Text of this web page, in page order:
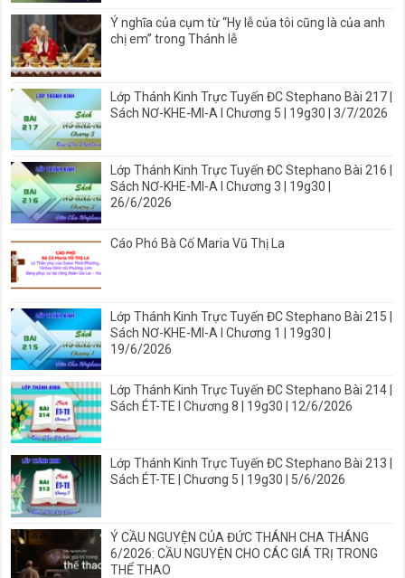
Ý nghĩa của cụm từ “Hy lễ của tôi cũng là của anh
chị em” trong Thánh lễ
Lớp Thánh Kinh Trực Tuyến ĐC Stephano Bài 217 |
Sách NƠ-KHE-MI-A I Chương 5 | 19g30 | 3/7/2026
Lớp Thánh Kinh Trực Tuyến ĐC Stephano Bài 216 |
Sách NƠ-KHE-MI-A I Chương 3 | 19g30 |
26/6/2026
Cáo Phó Bà Cố Maria Vũ Thị La
Lớp Thánh Kinh Trực Tuyến ĐC Stephano Bài 215 |
Sách NƠ-KHE-MI-A I Chương 1 | 19g30 |
19/6/2026
Lớp Thánh Kinh Trực Tuyến ĐC Stephano Bài 214 |
Sách ÉT-TE I Chương 8 | 19g30 | 12/6/2026
Lớp Thánh Kinh Trực Tuyến ĐC Stephano Bài 213 |
Sách ÉT-TE | Chương 5 | 19g30 | 5/6/2026
Ý CẦU NGUYỆN CỦA ĐỨC THÁNH CHA THÁNG
6/2026: CẦU NGUYỆN CHO CÁC GIÁ TRỊ TRONG
THỂ THAO